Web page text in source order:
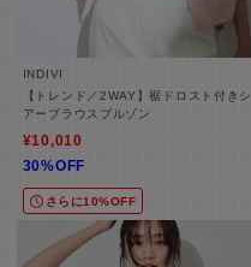
INDIVI
【トレンド／2WAY】裾ドロスト付きシ
アーブラウスブルゾン
¥10,010
30%OFF
さらに10%OFF